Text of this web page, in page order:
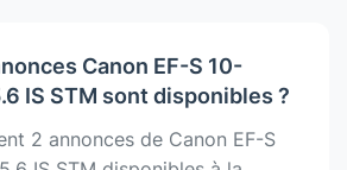
Canon EF-S 10-
IS STM sont disponibles ?
2 annonces de Canon EF-S